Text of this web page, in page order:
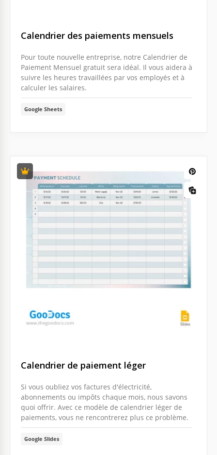
Calendrier des paiements mensuels
Pour toute nouvelle entreprise, notre Calendrier de
Paiement Mensuel gratuit sera idéal. Il vous aidera à
suivre les heures travaillées par vos employés et à
calculer les salaires.
Google Sheets
Calendrier de paiement léger
Si vous oubliez vos factures d'électricité,
abonnements ou impôts chaque mois, nous savons
quoi offrir. Avec ce modèle de calendrier léger de
paiements, vous ne rencontrerez plus ce problème.
Google Slides